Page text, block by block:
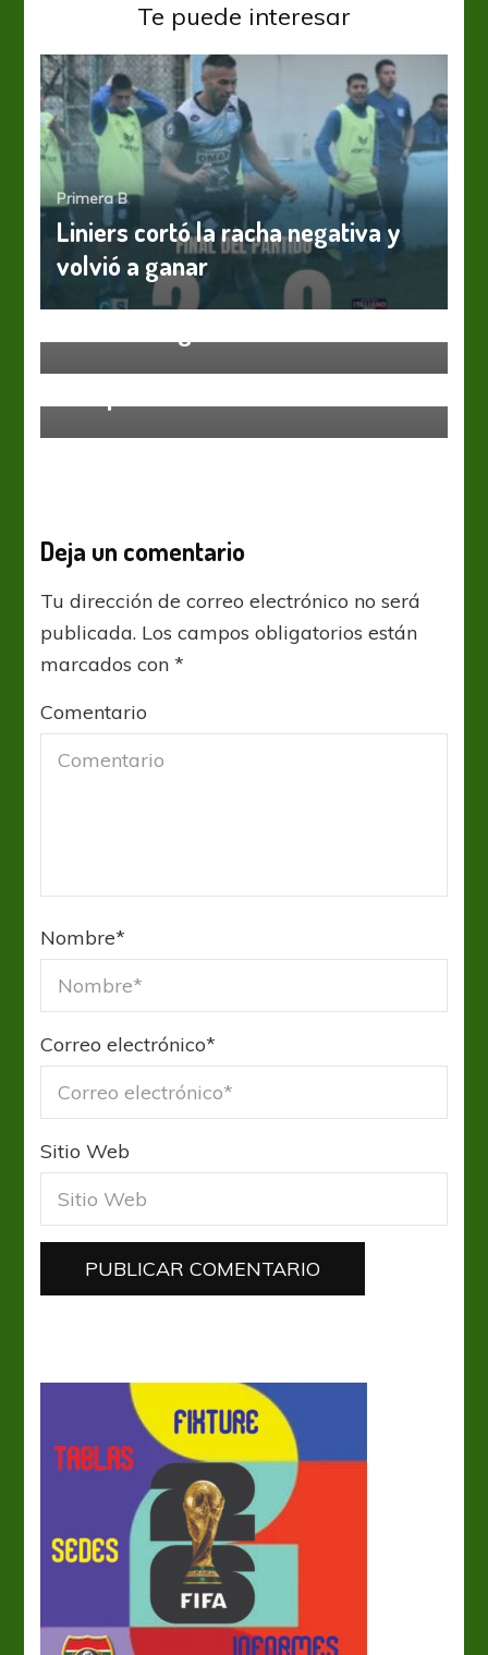
Te puede interesar
Primera B
Liniers cortó la racha negativa y
volvió a ganar
Primera B
Deja un comentario
Tu dirección de correo electrónico no será
publicada. Los campos obligatorios están
marcados con*
Comentario
Nombre*
Correo electrónico*
Sitio Web